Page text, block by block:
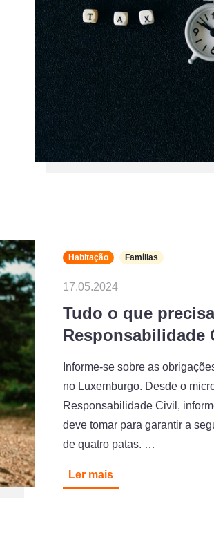
Habitação Famílias
17.05.2024
Tudo o que
Responsabilidade
Informe-se sobre as
no Luxemburgo. Desde o
Responsabilidade Civil,
deve tomar para garantir a
de quatro patas. …
Ler mais